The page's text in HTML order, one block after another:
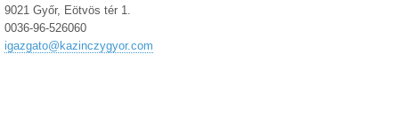
9021 Győr, Eötvös tér 1.
0036-96-526060
igazgato@kazinczygyor.com